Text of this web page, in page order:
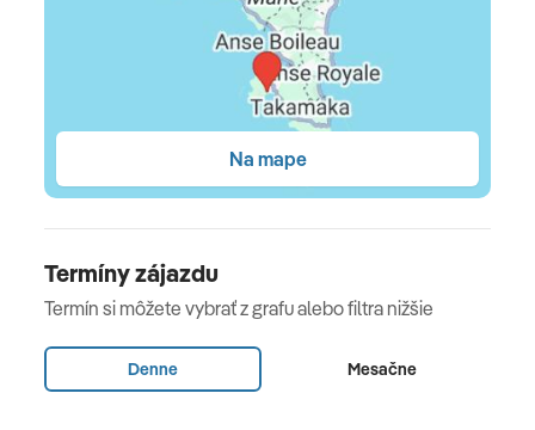
osoby; s výhľadom na Indický oceán •
(cca 80 m²): pre max. 4 osoby; dve prepojené izby •
Deluxe suita s výhľadom na lagúnu( 93-96 m²):
priestranná suita s oddelenou obývacou časťou, veľkou
terasou/ balkónom a výhľadom na lagúnu •Deluxe
suita s výhľadom na oceán( 93-96 m²): priestranná
suita s oddelenou obývacou časťou, veľkou terasou/
balkónom a výhľadom na oceán
Stravovanie
Vybavenie a služby hotela
Na mape
Termíny zájazdu
Termín si môžete vybrať z grafu alebo filtra nižšie
Denne Mesačne